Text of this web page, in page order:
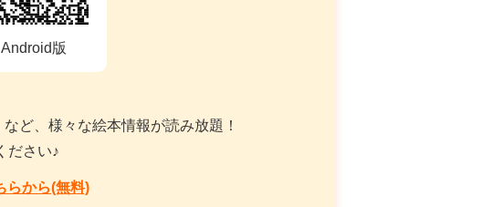
Android版
ど、様々な絵本情報が読み放題！
ださい♪
らから(無料)